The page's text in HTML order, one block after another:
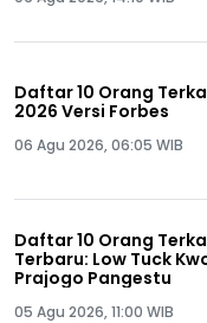
Daftar 10 Orang
2026 Versi Forbes
06 Agu 2026, 06:05 WIB
Daftar 10 Orang
Terbaru: Low Tuck
Prajogo Pangestu
05 Agu 2026, 11:00 WIB